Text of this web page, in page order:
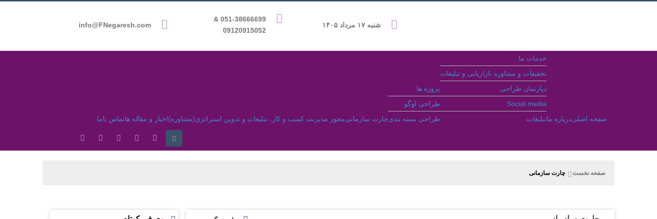
شنبه ۱۷ مرداد ۱۴۰۵
051-38666699 &
09120915052
info@FNegaresh.com
صفحه اصلیدرباره ما
خدمات ما
تحقیقات و مشاوره بازاریابی و تبلیغات
دپارتمان طراحی
Social media
تبلیغات
پروژه ها
طراحی لوگو
طراحی بسته بندیچارت سازمانیمجوز مدیریت کسب و کار، تبلیغات و تدوین استراتژی(مشاوره)اخبار و مقاله هاتماس باما
صفحه نخست چارت سازمانی